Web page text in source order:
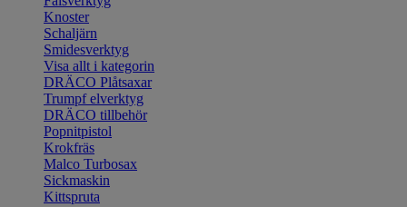
Knoster
Schaljärn
Smidesverktyg
Visa allt i kategorin
DRÄCO Plåtsaxar
Trumpf elverktyg
DRÄCO tillbehör
Popnitpistol
Krokfräs
Malco Turbosax
Sickmaskin
Kittspruta